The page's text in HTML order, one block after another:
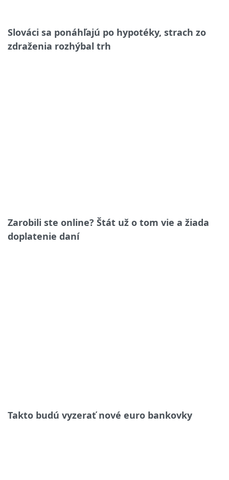
Slováci sa ponáhľajú po hypotéky, strach zo
zdraženia rozhýbal trh
Zarobili ste online? Štát už o tom vie a žiada
doplatenie daní
Takto budú vyzerať nové euro bankovky